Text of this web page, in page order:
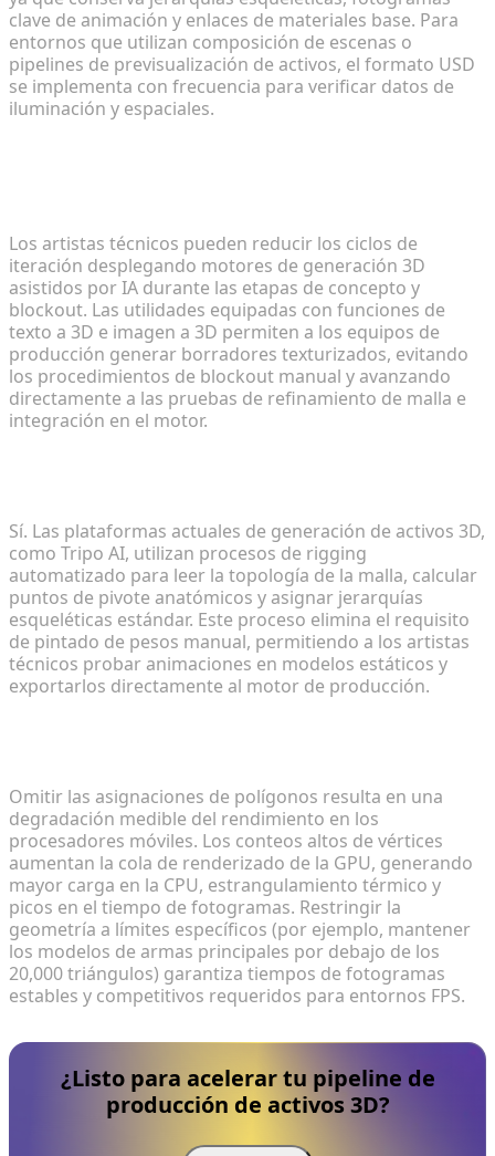
clave de animación y enlaces de materiales base. Para
entornos que utilizan composición de escenas o
pipelines de previsualización de activos, el formato USD
se implementa con frecuencia para verificar datos de
iluminación y espaciales.
Los artistas técnicos pueden reducir los ciclos de
iteración desplegando motores de generación 3D
asistidos por IA durante las etapas de concepto y
blockout. Las utilidades equipadas con funciones de
texto a 3D e imagen a 3D permiten a los equipos de
producción generar borradores texturizados, evitando
los procedimientos de blockout manual y avanzando
directamente a las pruebas de refinamiento de malla e
integración en el motor.
Sí. Las plataformas actuales de generación de activos 3D,
como Tripo AI, utilizan procesos de rigging
automatizado para leer la topología de la malla, calcular
puntos de pivote anatómicos y asignar jerarquías
esqueléticas estándar. Este proceso elimina el requisito
de pintado de pesos manual, permitiendo a los artistas
técnicos probar animaciones en modelos estáticos y
exportarlos directamente al motor de producción.
Omitir las asignaciones de polígonos resulta en una
degradación medible del rendimiento en los
procesadores móviles. Los conteos altos de vértices
aumentan la cola de renderizado de la GPU, generando
mayor carga en la CPU, estrangulamiento térmico y
picos en el tiempo de fotogramas. Restringir la
geometría a límites específicos (por ejemplo, mantener
los modelos de armas principales por debajo de los
20,000 triángulos) garantiza tiempos de fotogramas
estables y competitivos requeridos para entornos FPS.
¿Listo para acelerar tu pipeline de
producción de activos 3D?